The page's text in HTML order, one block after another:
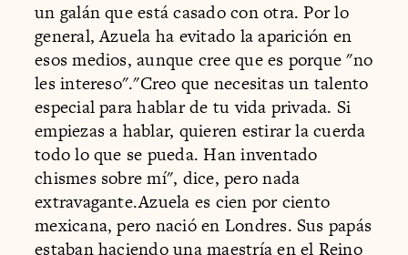
un galán que está casado con otra. Por lo
general, Azuela ha evitado la aparición en
esos medios, aunque cree que es porque "no
les intereso"."Creo que necesitas un talento
especial para hablar de tu vida privada. Si
empiezas a hablar, quieren estirar la cuerda
todo lo que se pueda. Han inventado
chismes sobre mí", dice, pero nada
extravagante.Azuela es cien por ciento
mexicana, pero nació en Londres. Sus papás
estaban haciendo una maestría en el Reino